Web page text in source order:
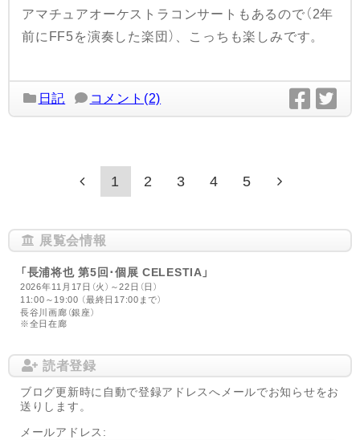
アマチュアオーケストラコンサートもあるので（2年
前にFF5を演奏した楽団）、こっちも楽しみです。
日記 コメント(2)
1 2 3 4 5
展覧会情報
「長浦将也 第5回･個展 CELESTIA」
2026年11月17日（火）～22日（日）
11:00～19:00 （最終日17:00まで）
長谷川画廊（銀座）
※全日在廊
読者登録
ブログ更新時に自動で登録アドレスへメールでお知らせをお
送りします。
メールアドレス: